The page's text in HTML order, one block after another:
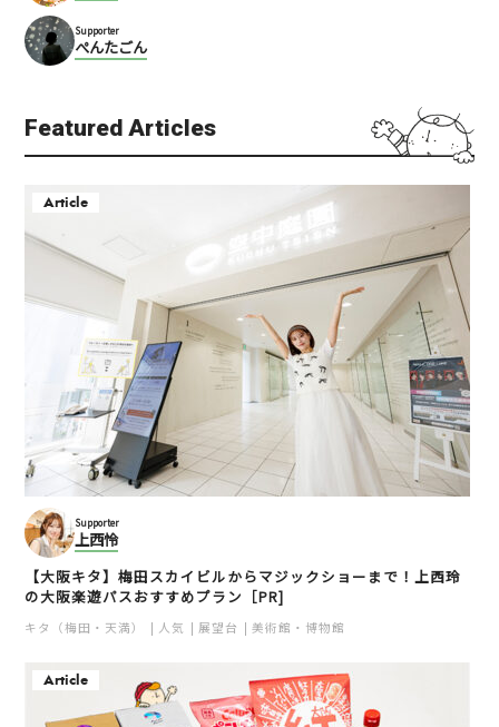
Supporter
ぺんたごん
Featured Articles
Article
Supporter
上西怜
【大阪キタ】梅田スカイビルからマジックショーまで！上西玲
の大阪楽遊パスおすすめプラン［PR]
キタ（梅田・天満） 人気 展望台 美術館・博物館
Article